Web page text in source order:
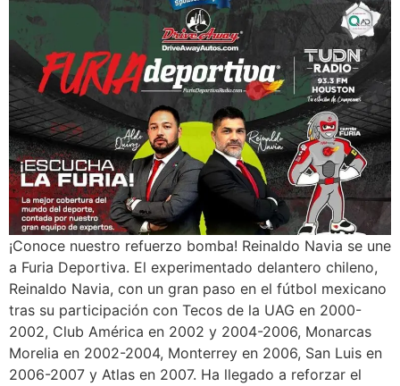
¡Conoce nuestro refuerzo bomba! Reinaldo Navia se une
a Furia Deportiva. El experimentado delantero chileno,
Reinaldo Navia, con un gran paso en el fútbol mexicano
tras su participación con Tecos de la UAG en 2000-
2002, Club América en 2002 y 2004-2006, Monarcas
Morelia en 2002-2004, Monterrey en 2006, San Luis en
2006-2007 y Atlas en 2007. Ha llegado a reforzar el